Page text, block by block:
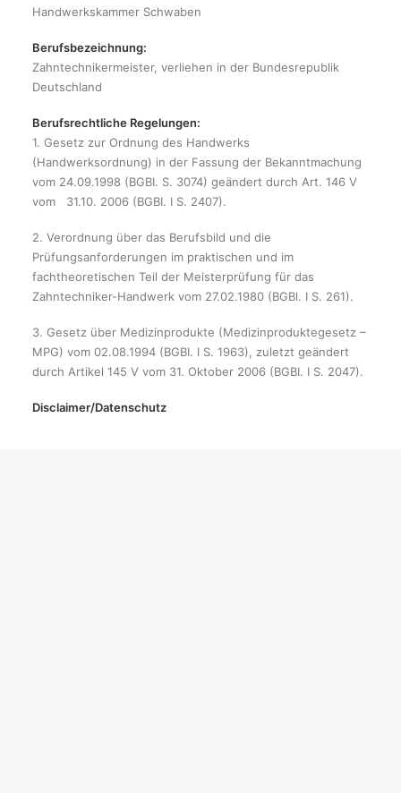
Handwerkskammer Schwaben
Berufsbezeichnung:
Zahntechnikermeister, verliehen in der Bundesrepublik
Deutschland
Berufsrechtliche Regelungen:
1. Gesetz zur Ordnung des Handwerks
(Handwerksordnung) in der Fassung der Bekanntmachung
vom 24.09.1998 (BGBI. S. 3074) geändert durch Art. 146 V
vom 31.10. 2006 (BGBI. I S. 2407).
2. Verordnung über das Berufsbild und die
Prüfungsanforderungen im praktischen und im
fachtheoretischen Teil der Meisterprüfung für das
Zahntechniker-Handwerk vom 27.02.1980 (BGBl. I S. 261).
3. Gesetz über Medizinprodukte (Medizinproduktegesetz –
MPG) vom 02.08.1994 (BGBI. I S. 1963), zuletzt geändert
durch Artikel 145 V vom 31. Oktober 2006 (BGBI. I S. 2047).
Disclaimer/Datenschutz